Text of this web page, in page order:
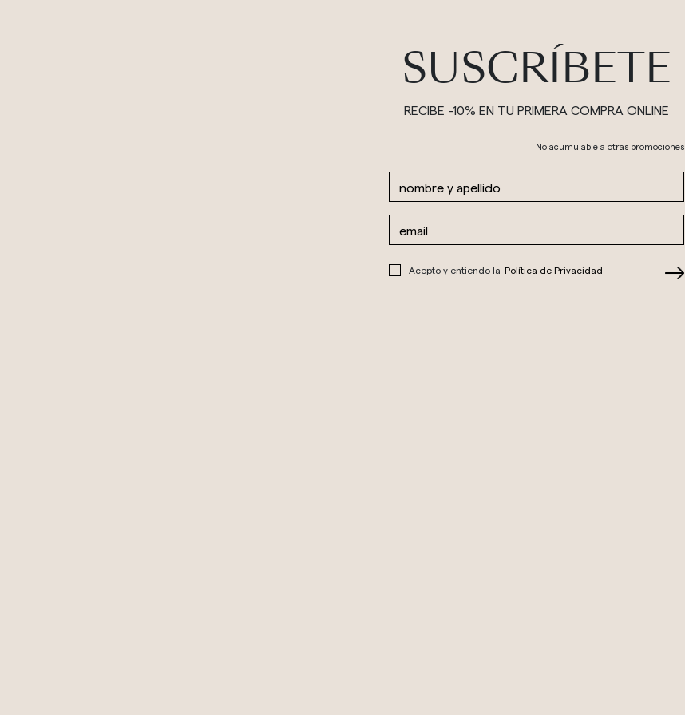
SUSCRÍBETE
RECIBE -10% EN TU PRIMERA COMPRA ONLINE
No acumulable a otras promociones
Acepto y entiendo la Política de Privacidad